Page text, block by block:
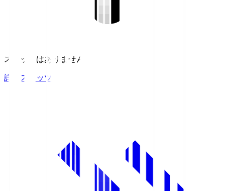
スタッツはありません。
詳細スタッツ